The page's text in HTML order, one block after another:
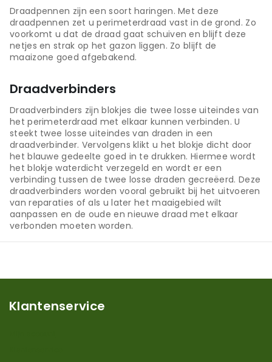
Draadpennen zijn een soort haringen. Met deze
draadpennen zet u perimeterdraad vast in de grond. Zo
voorkomt u dat de draad gaat schuiven en blijft deze
netjes en strak op het gazon liggen. Zo blijft de
maaizone goed afgebakend.
Draadverbinders
Draadverbinders zijn blokjes die twee losse uiteindes van
het perimeterdraad met elkaar kunnen verbinden. U
steekt twee losse uiteindes van draden in een
draadverbinder. Vervolgens klikt u het blokje dicht door
het blauwe gedeelte goed in te drukken. Hiermee wordt
het blokje waterdicht verzegeld en wordt er een
verbinding tussen de twee losse draden gecreëerd. Deze
draadverbinders worden vooral gebruikt bij het uitvoeren
van reparaties of als u later het maaigebied wilt
aanpassen en de oude en nieuwe draad met elkaar
verbonden moeten worden.
Klantenservice